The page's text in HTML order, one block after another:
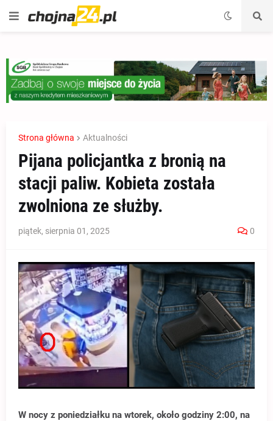
Strona główna Aktualności
Pijana policjantka z bronią na
stacji paliw. Kobieta została
zwolniona ze służby.
piątek, sierpnia 01, 2025 0
W nocy z poniedziałku na wtorek, około godziny 2:00, na